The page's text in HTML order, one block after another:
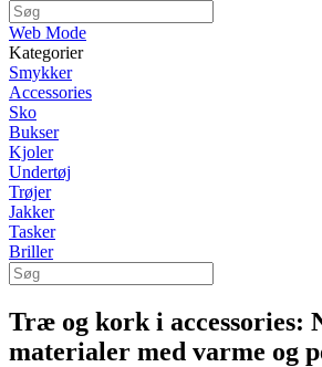
Web Mode
Kategorier
Smykker
Accessories
Sko
Bukser
Kjoler
Undertøj
Trøjer
Jakker
Tasker
Briller
Træ og kork i accessories:
materialer med varme og